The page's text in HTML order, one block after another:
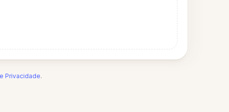
Privacidade.